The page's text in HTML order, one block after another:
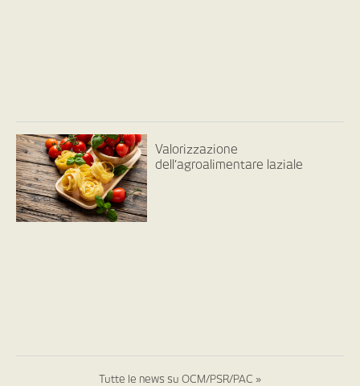
Valorizzazione
dell’agroalimentare laziale
Tutte le news su OCM/PSR/PAC »